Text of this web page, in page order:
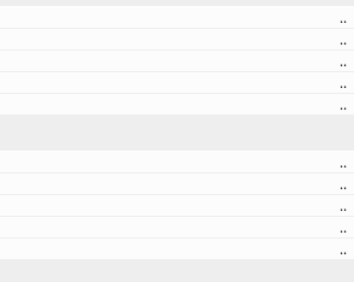
..
..
..
..
..
..
..
..
..
..